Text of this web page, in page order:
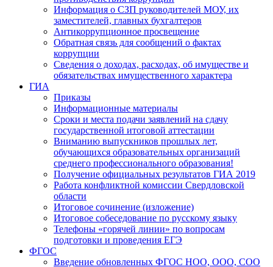
Информация о СЗП руководителей МОУ, их
заместителей, главных бухгалтеров
Антикоррупционное просвещение
Обратная связь для сообщений о фактах
коррупции
Сведения о доходах, расходах, об имуществе и
обязательствах имущественного характера
ГИА
Приказы
Информационные материалы
Сроки и места подачи заявлений на сдачу
государственной итоговой аттестации
Вниманию выпускников прошлых лет,
обучающихся образовательных организаций
среднего профессионального образования!
Получение официальных результатов ГИА 2019
Работа конфликтной комиссии Свердловской
области
Итоговое сочинение (изложение)
Итоговое собеседование по русскому языку
Телефоны «горячей линии» по вопросам
подготовки и проведения ЕГЭ
ФГОС
Введение обновленных ФГОС НОО, ООО, СОО